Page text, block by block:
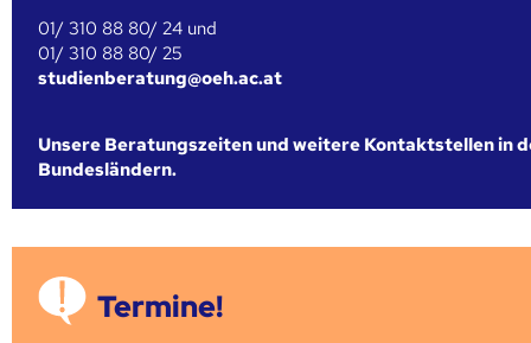
01/ 310 88 80/ 24 und
01/ 310 88 80/ 25
studienberatung@oeh.ac.at
Unsere Beratungszeiten und weitere Kontaktstellen in
Bundesländern.
Termine!